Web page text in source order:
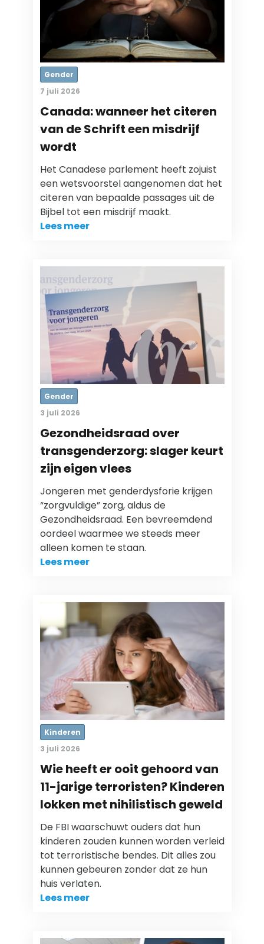
Gender
7 juli 2026
Canada: wanneer het citeren
van de Schrift een misdrijf
wordt
Het Canadese parlement heeft zojuist
een wetsvoorstel aangenomen dat het
citeren van bepaalde passages uit de
Bijbel tot een misdrijf maakt.
Lees meer
Gender
3 juli 2026
Gezondheidsraad over
transgenderzorg: slager keurt
zijn eigen vlees
Jongeren met genderdysforie krijgen
“zorgvuldige” zorg, aldus de
Gezondheidsraad. Een bevreemdend
oordeel waarmee we steeds meer
alleen komen te staan.
Lees meer
Kinderen
3 juli 2026
Wie heeft er ooit gehoord van
11-jarige terroristen? Kinderen
lokken met nihilistisch geweld
De FBI waarschuwt ouders dat hun
kinderen zouden kunnen worden verleid
tot terroristische bendes. Dit alles zou
kunnen gebeuren zonder dat ze hun
huis verlaten.
Lees meer